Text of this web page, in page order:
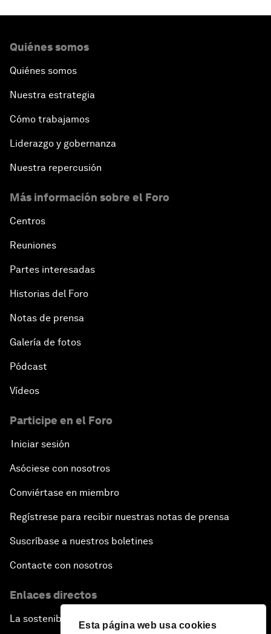
Esta página web usa cookies
Quiénes somos
Quiénes somos
Nuestra estrategia
Cómo trabajamos
Liderazgo y gobernanza
Nuestra repercusión
Más información sobre el Foro
Centros
Reuniones
Partes interesadas
Historias del Foro
Notas de prensa
Galería de fotos
Pódcast
Vídeos
Participe en el Foro
Iniciar sesión
Asóciese con nosotros
Conviértase en miembro
Regístrese para recibir nuestras notas de prensa
Suscríbase a nuestros boletines
Contacte con nosotros
Enlaces directos
La sostenibilidad en el Foro